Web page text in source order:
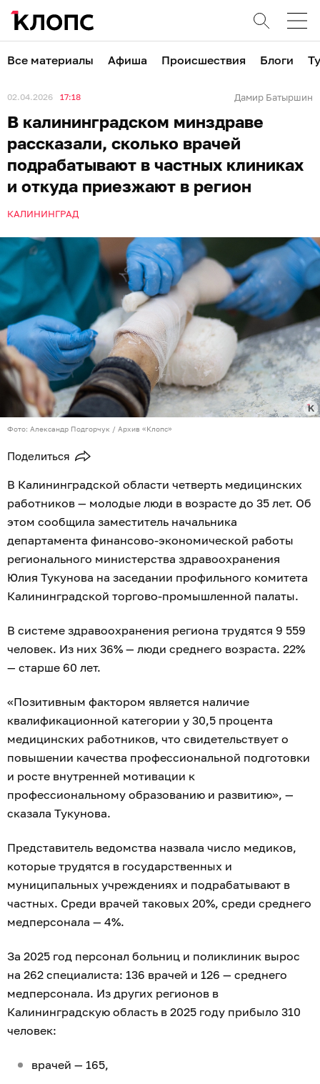
Все материалы Афиша Происшествия Блоги
02.04.2026 17:18 Дамир Батыршин
В калининградском минздраве
рассказали, сколько врачей
подрабатывают в частных клиниках
и откуда приезжают в регион
КАЛИНИНГРАД
Фото: Александр Подгорчук / Архив «Клопс»
Поделиться
В Калининградской области четверть медицинских
работников — молодые люди в возрасте до 35 лет. Об
этом сообщила заместитель начальника
департамента финансово-экономической работы
регионального министерства здравоохранения
Юлия Тукунова на заседании профильного комитета
Калининградской торгово-промышленной палаты.
В системе здравоохранения региона трудятся 9 559
человек. Из них 36% — люди среднего возраста. 22%
— старше 60 лет.
«Позитивным фактором является наличие
квалификационной категории у 30,5 процента
медицинских работников, что свидетельствует о
повышении качества профессиональной подготовки
и росте внутренней мотивации к
профессиональному образованию и развитию», —
сказала Тукунова.
Представитель ведомства назвала число медиков,
которые трудятся в государственных и
муниципальных учреждениях и подрабатывают в
частных. Среди врачей таковых 20%, среди среднего
медперсонала — 4%.
За 2025 год персонал больниц и поликлиник вырос
на 262 специалиста: 136 врачей и 126 — среднего
медперсонала. Из других регионов в
Калининградскую область в 2025 году прибыло 310
человек:
врачей — 165,